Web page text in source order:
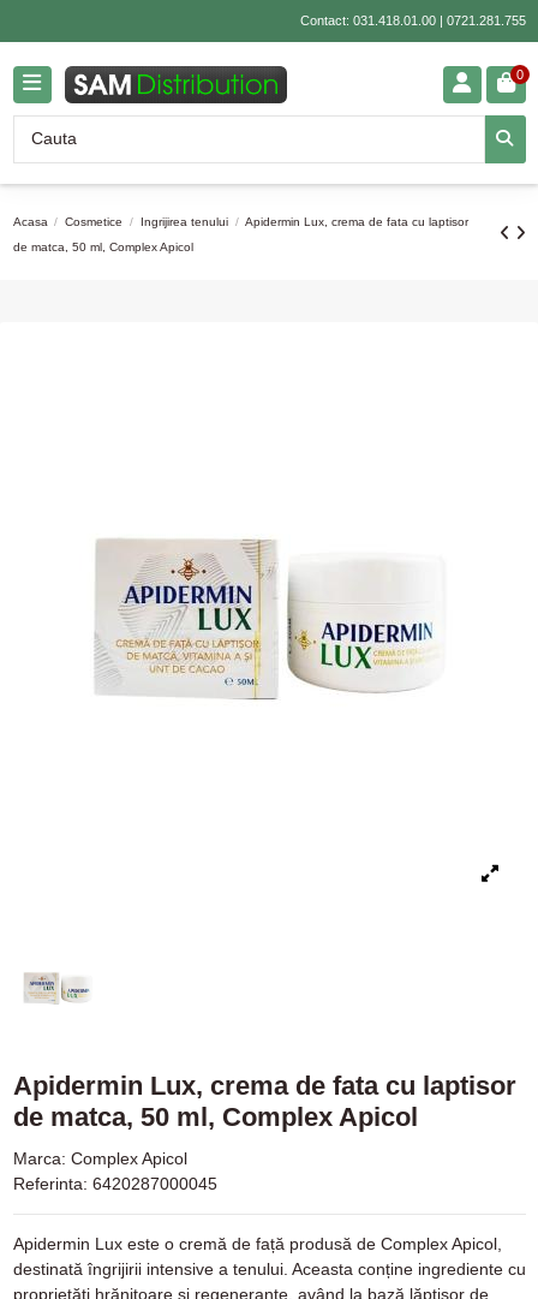
Contact: 031.418.01.00| 0721.281.755
0
Acasa Cosmetice Ingrijirea tenului
Apidermin Lux, crema de fata cu laptisor
de matca, 50 ml, Complex Apicol
Apidermin Lux, crema de fata cu laptisor
de matca, 50 ml, Complex Apicol
Marca: Complex Apicol
Referinta: 6420287000045
Apidermin Lux este o cremă de față produsă de Complex Apicol,
destinată îngrijirii intensive a tenului. Aceasta conține ingrediente cu
proprietăți hrănitoare și regenerante, având la bază lăptișor de